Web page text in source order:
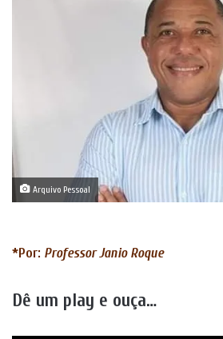
Arquivo Pessoal
*Por: Professor Janio Roque
Dê um play e ouça…